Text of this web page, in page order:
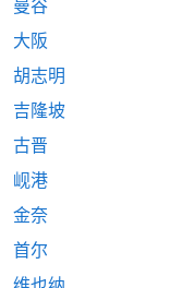
曼谷
大阪
胡志明
吉隆坡
古晋
岘港
金奈
首尔